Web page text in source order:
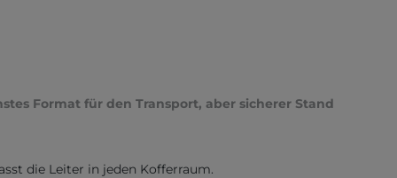
Format für den Transport, aber sicherer Stand
die Leiter in jeden Kofferraum.